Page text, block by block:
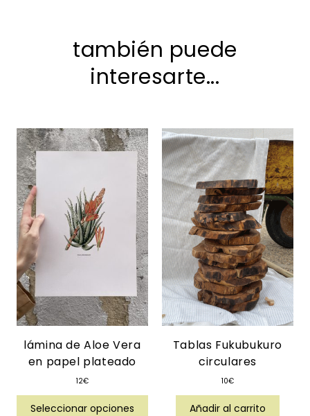
también puede
interesarte...
lámina de Aloe Vera
en papel plateado
12€
Seleccionar opciones
Tablas Fukubukuro
circulares
10€
Añadir al carrito